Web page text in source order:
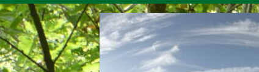
Doorgaan
naar
inhoud